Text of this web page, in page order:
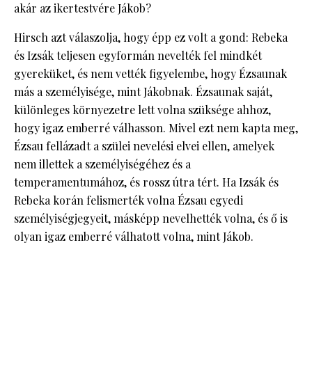
akár az ikertestvére Jákob?
Hirsch azt válaszolja, hogy épp ez volt a gond: Rebeka
és Izsák teljesen egyformán nevelték fel mindkét
gyereküket, és nem vették figyelembe, hogy Ézsaunak
más a személyisége, mint Jákobnak. Ézsaunak saját,
különleges környezetre lett volna szüksége ahhoz,
hogy igaz emberré válhasson. Mivel ezt nem kapta meg,
Ézsau fellázadt a szülei nevelési elvei ellen, amelyek
nem illettek a személyiségéhez és a
temperamentumához, és rossz útra tért. Ha Izsák és
Rebeka korán felismerték volna Ézsau egyedi
személyiségjegyeit, másképp nevelhették volna, és ő is
olyan igaz emberré válhatott volna, mint Jákob.